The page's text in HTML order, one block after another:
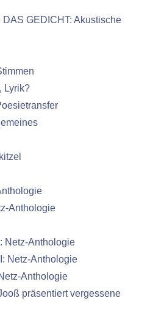
GEDICHT: Akustische
Lyrik?
Anthologie
Netz-Anthologie
Netz-Anthologie
Anthologie
präsentiert vergessene